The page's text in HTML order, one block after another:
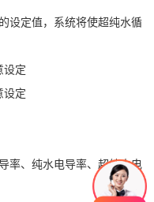
设定值，系统将使超纯水循
设定
设定
率、纯水电导率、超纯水电